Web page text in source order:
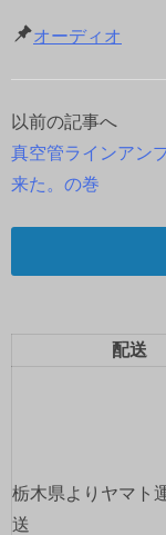
オーディオ
投
稿
ナ
ビ
ー
ン
以前の記事へ
真空管ラインアン
来た。の巻
配送
栃木県よりヤマト
送